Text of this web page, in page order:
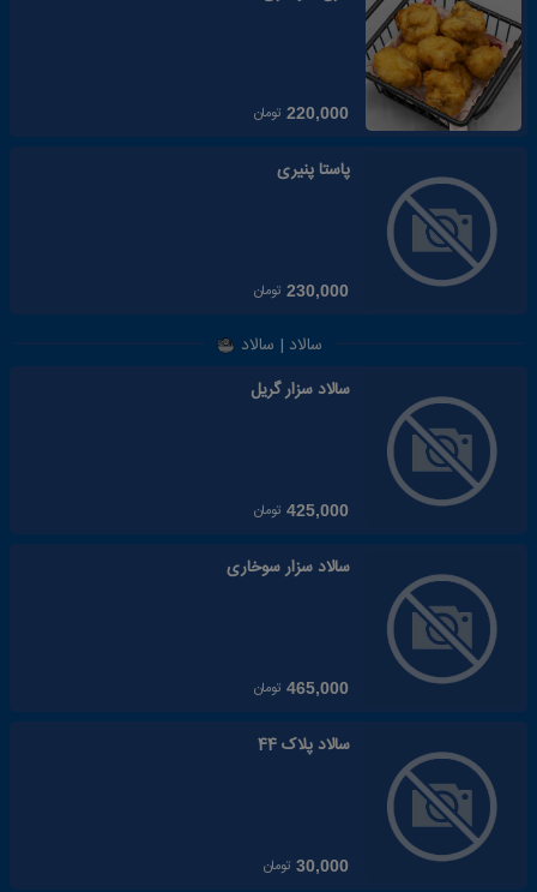
220,000 تومان
پاستا پنیری
230,000 تومان
سالاد | سالاد
سالاد سزار گریل
425,000 تومان
سالاد سزار سوخاری
465,000 تومان
سالاد پلاک 44
30,000 تومان